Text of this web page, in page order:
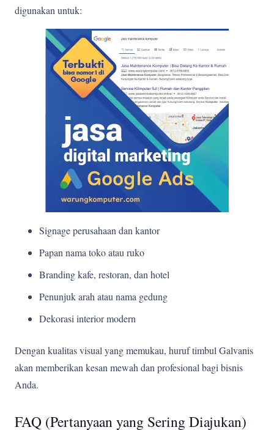
digunakan untuk:
Signage perusahaan dan kantor
Papan nama toko atau ruko
Branding kafe, restoran, dan hotel
Penunjuk arah atau nama gedung
Dekorasi interior modern
Dengan kualitas visual yang memukau, huruf timbul Galvanis
akan memberikan kesan mewah dan profesional bagi bisnis
Anda.
FAQ (Pertanyaan yang Sering Diajukan)